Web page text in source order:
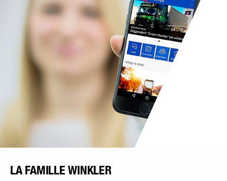
LA FAMILLE WINKLER